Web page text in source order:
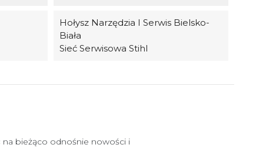
Hołysz Narzędzia I Serwis Bielsko-
Biała
Sieć Serwisowa Stihl
na bieżąco odnośnie nowości i